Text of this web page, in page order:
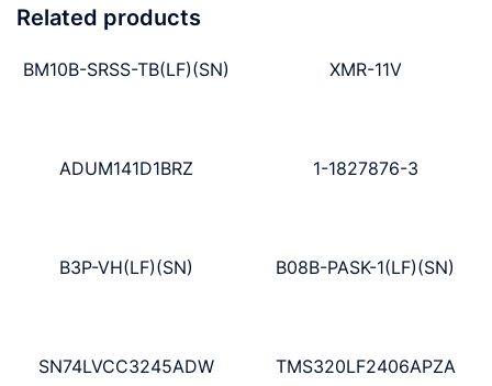
Related products
BM10B-SRSS-TB(LF)(SN) XMR-11V
ADUM141D1BRZ 1-1827876-3
B3P-VH(LF)(SN) B08B-PASK-1(LF)(SN)
SN74LVCC3245ADW TMS320LF2406APZA